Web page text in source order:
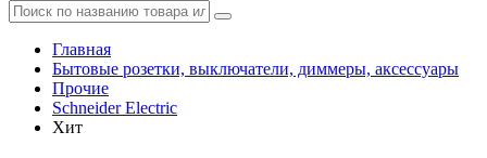
Главная
Бытовые розетки, выключатели, диммеры, аксессуары
Прочие
Schneider Electric
Хит